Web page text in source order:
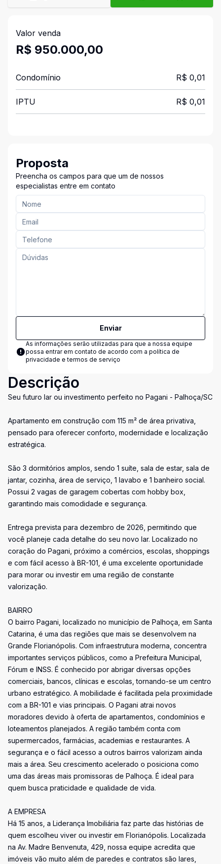
Valor venda
R$ 950.000,00
Condomínio R$ 0,01
IPTU R$ 0,01
Proposta
Preencha os campos para que um de nossos
especialistas entre em contato
Enviar
As informações serão utilizadas para que a nossa equipe
possa entrar em contato de acordo com a política de
privacidade e termos de serviço
Descrição
Seu futuro lar ou investimento perfeito no Pagani - Palhoça/SC
Apartamento em construção com 115 m² de área privativa,
pensado para oferecer conforto, modernidade e localização
estratégica.
São 3 dormitórios amplos, sendo 1 suíte, sala de estar, sala de
jantar, cozinha, área de serviço, 1 lavabo e 1 banheiro social.
Possui 2 vagas de garagem cobertas com hobby box,
garantindo mais comodidade e segurança.
Entrega prevista para dezembro de 2026, permitindo que
você planeje cada detalhe do seu novo lar. Localizado no
coração do Pagani, próximo a comércios, escolas, shoppings
e com fácil acesso à BR-101, é uma excelente oportunidade
para morar ou investir em uma região de constante
valorização.
BAIRRO
O bairro Pagani, localizado no município de Palhoça, em Santa
Catarina, é uma das regiões que mais se desenvolvem na
Grande Florianópolis. Com infraestrutura moderna, concentra
importantes serviços públicos, como a Prefeitura Municipal,
Fórum e INSS. É conhecido por abrigar diversas opções
comerciais, bancos, clínicas e escolas, tornando-se um centro
urbano estratégico. A mobilidade é facilitada pela proximidade
com a BR-101 e vias principais. O Pagani atrai novos
moradores devido à oferta de apartamentos, condomínios e
loteamentos planejados. A região também conta com
supermercados, farmácias, academias e restaurantes. A
segurança e o fácil acesso a outros bairros valorizam ainda
mais a área. Seu crescimento acelerado o posiciona como
uma das áreas mais promissoras de Palhoça. É ideal para
quem busca praticidade e qualidade de vida.
A EMPRESA
Há 15 anos, a Liderança Imobiliária faz parte das histórias de
quem escolheu viver ou investir em Florianópolis. Localizada
na Av. Madre Benvenuta, 429, nossa equipe acredita que
imóveis vão muito além de paredes e contratos são lares,